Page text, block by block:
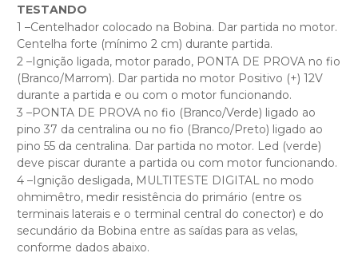
TESTANDO
1 –Centelhador colocado na Bobina. Dar partida no motor.
Centelha forte (mínimo 2 cm) durante partida.
2 –Ignição ligada, motor parado, PONTA DE PROVA no fio
(Branco/Marrom). Dar partida no motor Positivo (+) 12V
durante a partida e ou com o motor funcionando.
3 –PONTA DE PROVA no fio (Branco/Verde) ligado ao
pino 37 da centralina ou no fio (Branco/Preto) ligado ao
pino 55 da centralina. Dar partida no motor. Led (verde)
deve piscar durante a partida ou com motor funcionando.
4 –Ignição desligada, MULTITESTE DIGITAL no modo
ohmimêtro, medir resistência do primário (entre os
terminais laterais e o terminal central do conector) e do
secundário da Bobina entre as saídas para as velas,
conforme dados abaixo.